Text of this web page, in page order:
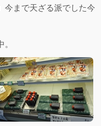
今まで天ざる派でした今